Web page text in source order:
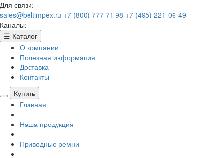
Для связи:
sales@beltimpex.ru +7 (800) 777 71 98 +7 (495) 221-06-49
Каналы:
☰ Каталог
О компании
Полезная информация
Доставка
Контакты
Купить
Главная
Наша продукция
Приводные ремни